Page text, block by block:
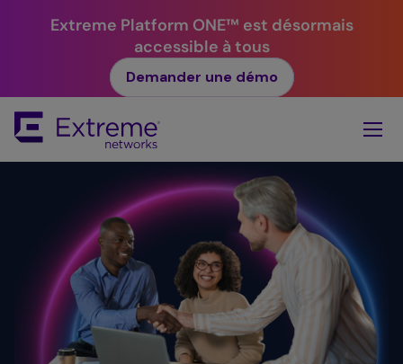
Extreme Platform ONE™ est désormais
accessible à tous
Demander une démo
Main
Content